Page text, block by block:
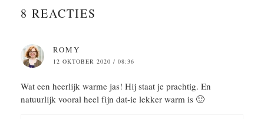
8 REACTIES
ROMY
12 OKTOBER 2020 / 08:36
Wat een heerlijk warme jas! Hij staat je prachtig. En
natuurlijk vooral heel fijn dat-ie lekker warm is 🙂